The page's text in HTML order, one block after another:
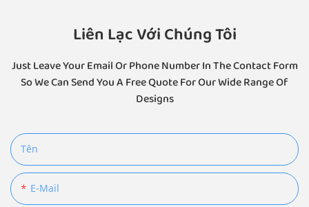
Liên Lạc Với Chúng Tôi
Just Leave Your Email Or Phone Number In The Contact Form
So We Can Send You A Free Quote For Our Wide Range Of
Designs
Tên
E-Mail